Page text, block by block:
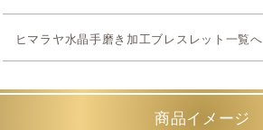
ヒマラヤ水晶手磨き加工ブレスレット一覧へ
商品イメージ